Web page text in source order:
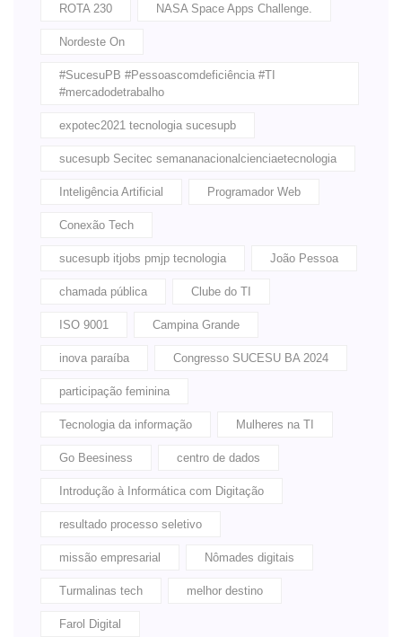
ROTA 230 NASA Space Apps Challenge.
Nordeste On
#SucesuPB #Pessoascomdeficiência #TI
#mercadodetrabalho
expotec2021 tecnologia sucesupb
sucesupb Secitec semananacionalcienciaetecnologia
Inteligência Artificial Programador Web
Conexão Tech
sucesupb itjobs pmjp tecnologia João Pessoa
chamada pública Clube do TI
ISO 9001 Campina Grande
inova paraíba Congresso SUCESU BA 2024
participação feminina
Tecnologia da informação Mulheres na TI
Go Beesiness centro de dados
Introdução à Informática com Digitação
resultado processo seletivo
missão empresarial Nômades digitais
Turmalinas tech melhor destino
Farol Digital